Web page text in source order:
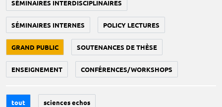
SÉMINAIRES INTERDISCIPLINAIRES
SÉMINAIRES INTERNES POLICY LECTURES
GRAND PUBLIC SOUTENANCES DE THÈSE
ENSEIGNEMENT CONFÉRENCES/WORKSHOPS
tout sciences echos